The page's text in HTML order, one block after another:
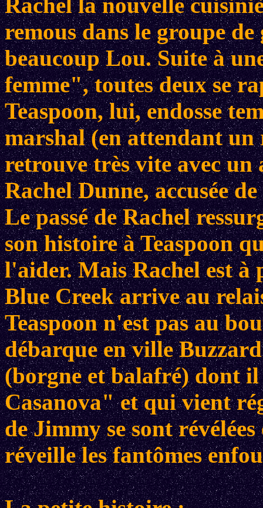
remous dans le groupe
beaucoup Lou. Suite à
femme", toutes deux se
Teaspoon, lui, endosse
marshal (en attendant un
retrouve très vite avec un
Rachel Dunne, accusée
Le passé de Rachel
son histoire à Teaspoon
l'aider. Mais Rachel est à
Blue Creek arrive au
Teaspoon n'est pas au
débarque en ville
(borgne et balafré) dont
Casanova" et qui vient
de Jimmy se sont
réveille les fantômes